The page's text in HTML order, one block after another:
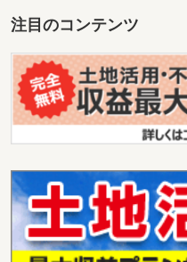
注目のコンテンツ